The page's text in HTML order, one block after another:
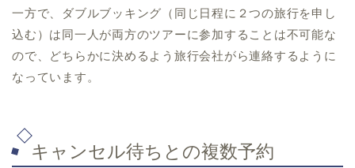
一方で、ダブルブッキング（同じ日程に２つの旅行を申し
込む）は同一人が両方のツアーに参加することは不可能な
ので、どちらかに決めるよう旅行会社がら連絡するように
なっています。
キャンセル待ちとの複数予約